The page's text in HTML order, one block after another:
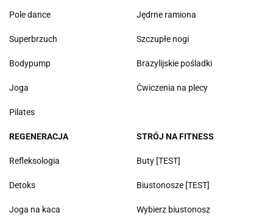
Pole dance
Superbrzuch
Bodypump
Joga
Pilates
Jędrne ramiona
Szczupłe nogi
Brazylijskie pośladki
Ćwiczenia na plecy
REGENERACJA
Refleksologia
Detoks
Joga na kaca
STRÓJ NA FITNESS
Buty [TEST]
Biustonosze [TEST]
Wybierz biustonosz